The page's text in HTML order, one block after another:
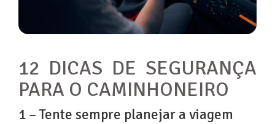
12 DICAS DE SEGURANÇA
PARA O CAMINHONEIRO
1 – Tente sempre planejar a viagem